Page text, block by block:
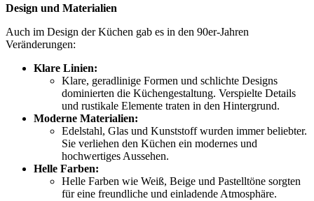
Design und Materialien
Auch im Design der Küchen gab es in den 90er-Jahren
Veränderungen:
Klare Linien:
Klare, geradlinige Formen und schlichte Designs
dominierten die Küchengestaltung. Verspielte Details
und rustikale Elemente traten in den Hintergrund.
Moderne Materialien:
Edelstahl, Glas und Kunststoff wurden immer beliebter.
Sie verliehen den Küchen ein modernes und
hochwertiges Aussehen.
Helle Farben:
Helle Farben wie Weiß, Beige und Pastelltöne sorgten
für eine freundliche und einladende Atmosphäre.